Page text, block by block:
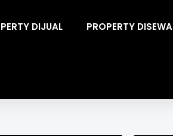
DIJUAL PROPERTY DISEWA